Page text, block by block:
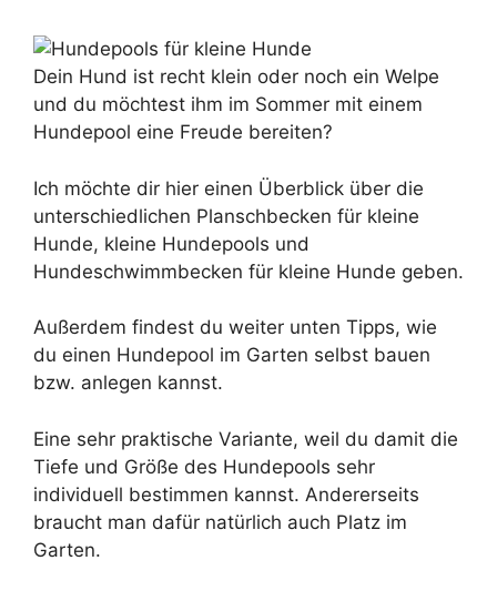
Dein Hund ist recht klein oder noch ein Welpe
und du möchtest ihm im Sommer mit einem
Hundepool eine Freude bereiten?
Ich möchte dir hier einen Überblick über die
unterschiedlichen Planschbecken für kleine
Hunde, kleine Hundepools und
Hundeschwimmbecken für kleine Hunde geben.
Außerdem findest du weiter unten Tipps, wie
du einen Hundepool im Garten selbst bauen
bzw. anlegen kannst.
Eine sehr praktische Variante, weil du damit die
Tiefe und Größe des Hundepools sehr
individuell bestimmen kannst. Andererseits
braucht man dafür natürlich auch Platz im
Garten.